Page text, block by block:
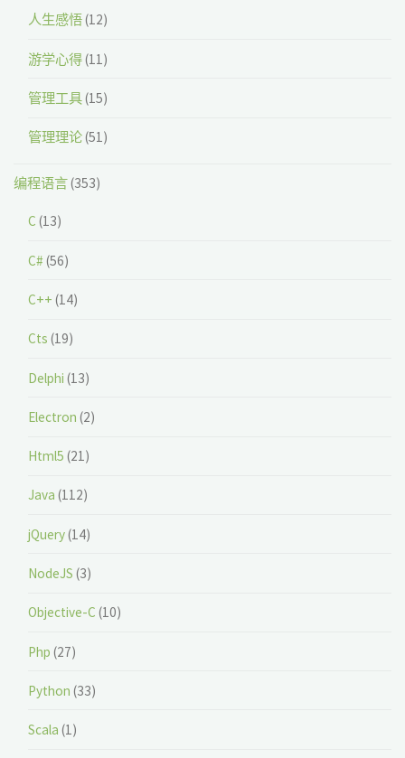
人生感悟(12)
游学心得(11)
管理工具(15)
管理理论(51)
编程语言(353)
C (13)
C# (56)
C++ (14)
Cts (19)
Delphi (13)
Electron (2)
Html5 (21)
Java (112)
jQuery(14)
NodeJS (3)
Objective-C (10)
Php (27)
Python (33)
Scala (1)